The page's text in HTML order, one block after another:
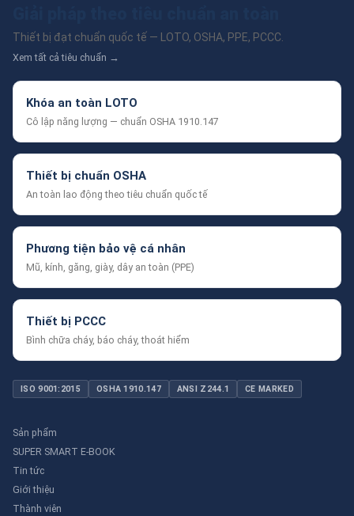
Thiết bị đạt chuẩn quốc tế — LOTO, OSHA, PPE, PCCC.
Xem tất cả tiêu chuẩn →
Khóa an toàn LOTO
Cô lập năng lượng — chuẩn OSHA 1910.147
Thiết bị chuẩn OSHA
An toàn lao động theo tiêu chuẩn quốc tế
Phương tiện bảo vệ cá nhân
Mũ, kính, găng, giày, dây an toàn (PPE)
Thiết bị PCCC
Bình chữa cháy, báo cháy, thoát hiểm
ISO 9001:2015 OSHA 1910.147 ANSI Z244.1 CE MARKED
Sản phẩm
SUPER SMART E-BOOK
Tin tức
Giới thiệu
Thành viên